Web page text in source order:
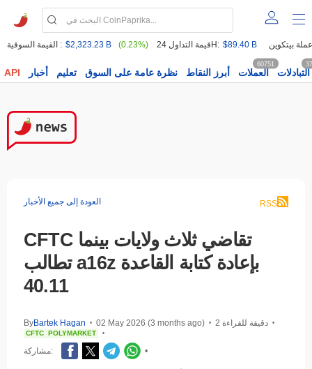
القيمة السوقية : $2,323.23 B (0.23%) قيمة التداول 24H: $89.40 B
API أخبار تعليم نظرة عامة على السوق أبرز النقاط العملات
60751
التبادلات
العودة إلى جميع الأخبار RSS
CFTC تقاضي ثلاث ولايات بينما
تطالب a16z بإعادة كتابة القاعدة
40.11
ByBartek Hagan • 02 May 2026 (3 months ago) • 2 دقيقة للقراءة •
CFTC POLYMARKET •
مشاركة: •